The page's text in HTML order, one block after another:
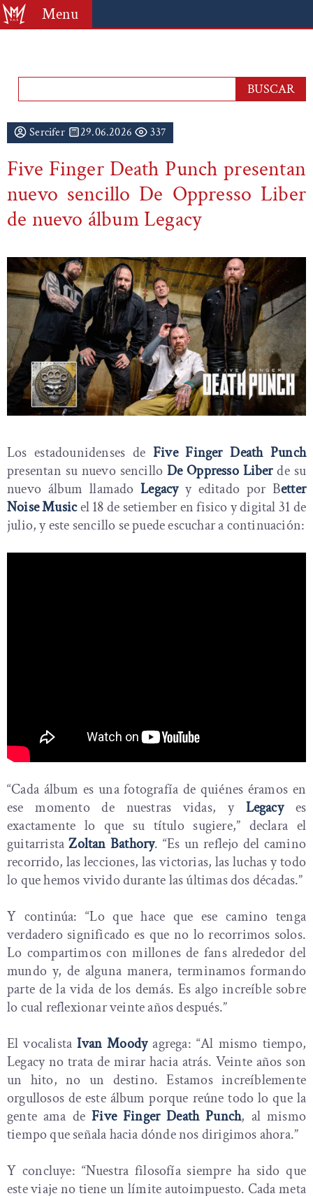
Menu
Sercifer 29.06.2026 337
Five Finger Death Punch presentan
nuevo sencillo De Oppresso Liber
de nuevo álbum Legacy
Los estadounidenses de Five Finger Death Punch
presentan su nuevo sencillo De Oppresso Liberde su
nuevo álbum llamadoLegacyy editado por Better
Noise Musicel 18 de setiember en fisico y digital 31 de
julio, y este sencillo se puede escuchar a continuación:
“Cada álbum es una fotografía de quiénes éramos en
ese momento de nuestras vidas, y Legacyes
exactamente lo que su título sugiere,” declara el
guitarristaZoltan Bathory. “Es un reflejo del camino
recorrido, las lecciones, las victorias, las luchas y todo
lo que hemos vivido durante las últimas dos décadas.”
Y continúa: “Lo que hace que ese camino tenga
verdadero significado es que no lo recorrimos solos.
Lo compartimos con millones de fans alrededor del
mundo y, de alguna manera, terminamos formando
parte de la vida de los demás. Es algo increíble sobre
lo cual reflexionar veinte años después.”
El vocalistaIvan Moodyagrega: “Al mismo tiempo,
Legacy no trata de mirar hacia atrás. Veinte años son
un hito, no un destino. Estamos increíblemente
orgullosos de este álbum porque reúne todo lo que la
gente ama deFive Finger Death Punch, al mismo
tiempo que señala hacia dónde nos dirigimos ahora.”
Y concluye: “Nuestra filosofía siempre ha sido que
este viaje no tiene un límite autoimpuesto. Cada meta